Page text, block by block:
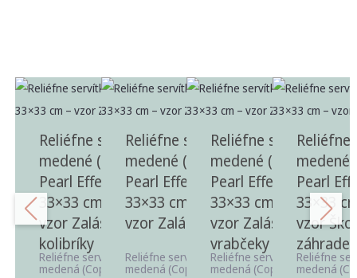
Reliéfne servítky
medené (Copper,
Pearl Effect)
33×33 cm, 20 ks –
vzor Zaláskané
kolibríky
Reliéfne servítky v odtieni
medená (Copper) vhodné ...
Reliéfne servítky
medené (Copper,
Pearl Effect)
33×33 cm, 20 ks –
vzor Zaláskané pávy
Reliéfne servítky v odtieni
medená (Copper) vhodné ...
Reliéfne servítky
medené (Copper,
Pearl Effect)
33×33 cm, 20 ks –
vzor Zaláskané
vrabčeky
Reliéfne servítky v odtieni
medená (Copper) vhodné ...
Reliéfne
medené
Pearl
33×33
vzor
záhrade
Reliéfne
medená